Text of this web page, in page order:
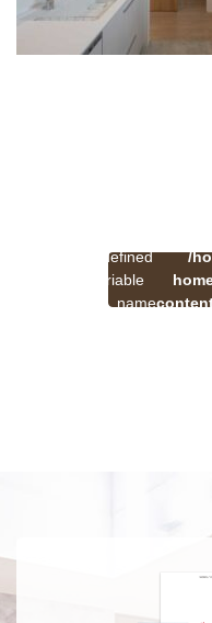
Undefined
variable
$cat_name
/